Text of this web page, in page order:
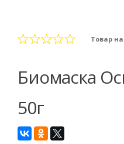
Товар
Биомаска Осветляющая 8,
50г